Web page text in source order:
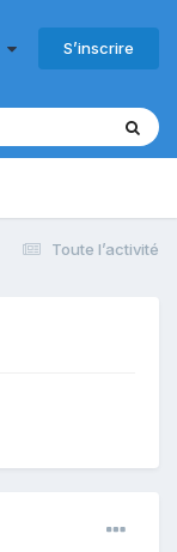
S’inscrire
Toute l’activité